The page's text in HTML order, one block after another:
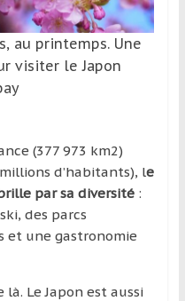
au printemps. Une
visiter le Japon
(377 973 km2)
d’habitants), le
par sa diversité:
des parcs
et une gastronomie
là. Le Japon est aussi